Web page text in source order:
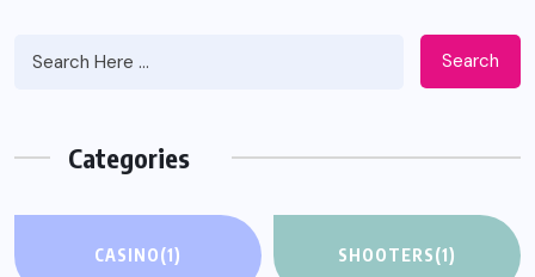
Search
Categories
CASINO(1) SHOOTERS(1)